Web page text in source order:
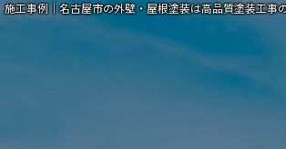
施工事例｜名古屋市の外壁・屋根塗装は高品質塗装工事